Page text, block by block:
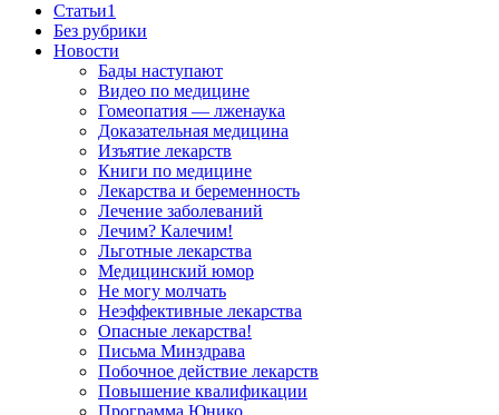
Cтатьи1
Без рубрики
Новости
Бады наступают
Видео по медицине
Гомеопатия — лженаука
Доказательная медицина
Изъятие лекарств
Книги по медицине
Лекарства и беременность
Лечение заболеваний
Лечим? Калечим!
Льготные лекарства
Медицинский юмор
Не могу молчать
Неэффективные лекарства
Опасные лекарства!
Письма Минздрава
Побочное действие лекарств
Повышение квалификации
Программа Юнико